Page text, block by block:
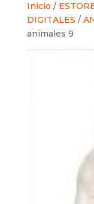
Inicio /
DIGITALES /
animales 9